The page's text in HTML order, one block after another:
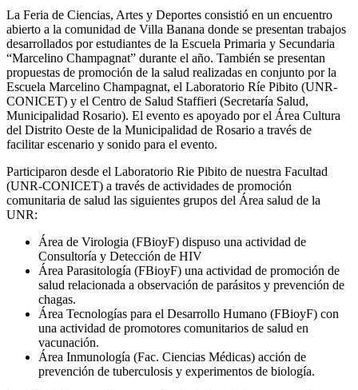
La Feria de Ciencias, Artes y Deportes consistió en un encuentro
abierto a la comunidad de Villa Banana donde se presentan trabajos
desarrollados por estudiantes de la Escuela Primaria y Secundaria
“Marcelino Champagnat” durante el año. También se presentan
propuestas de promoción de la salud realizadas en conjunto por la
Escuela Marcelino Champagnat, el Laboratorio Ríe Pibito (UNR-
CONICET) y el Centro de Salud Staffieri (Secretaría Salud,
Municipalidad Rosario). El evento es apoyado por el Área Cultura
del Distrito Oeste de la Municipalidad de Rosario a través de
facilitar escenario y sonido para el evento.
Participaron desde el Laboratorio Rie Pibito de nuestra Facultad
(UNR-CONICET) a través de actividades de promoción
comunitaria de salud las siguientes grupos del Área salud de la
UNR:
Área de Virologia (FBioyF) dispuso una actividad de
Consultoría y Detección de HIV
Área Parasitología (FBioyF) una actividad de promoción de
salud relacionada a observación de parásitos y prevención de
chagas.
Área Tecnologías para el Desarrollo Humano (FBioyF) con
una actividad de promotores comunitarios de salud en
vacunación.
Área Inmunología (Fac. Ciencias Médicas) acción de
prevención de tuberculosis y experimentos de biología.